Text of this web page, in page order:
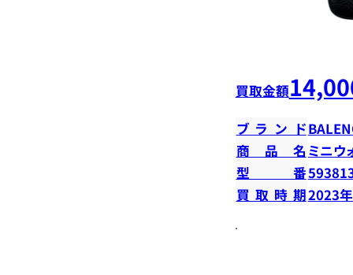
買取金額
ブランド
商品名 ミニウ
型番
買取時期2023